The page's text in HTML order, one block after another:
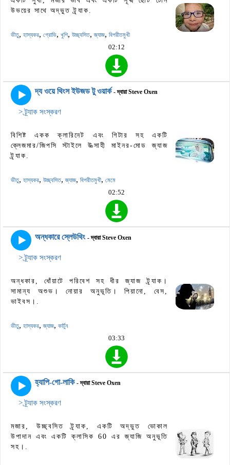
উভয়ের সাথে অদ্ভুত ট্র্যাক.
ভীতু, হাস্যকর, গ্রোভি, খুশি, উচ্ছ্বসিত,জ্যাজ, বিপরীতমুখী
02:12
দ্য ওয়ে থিংস ইউজড টু ওয়ার্ক - দ্বারা Steve Oxen
> ট্র্যাক সংস্করণ
বিশিষ্ট একক ক্লারিনেট এবং গিটার সহ একটি
ক্লেজমার/জিপসি স্টাইলে উত্সাহী মাইনর-মোড জ্যাজ
ট্র্যাক.
ভীতু, হাস্যকর, উচ্ছ্বসিত,জ্যাজ, বিপরীতমুখী, মেমে
02:52
অন্ধকারে স্লেউথিং - দ্বারা Steve Oxen
> ট্র্যাক সংস্করণ
অন্ধকার, ধোঁয়াটে পরিবেশ সহ ধীর জ্যাজ ট্র্যাক।
সামান্য অশুভ। নোয়ার অনুভূতি। পিয়ানো, বেস,
ভাইবস।.
ভীতু, হাস্যকর,জ্যাজ, কার্টুন
03:33
হ্যাপি-গো-লাকি - দ্বারা Steve Oxen
> ট্র্যাক সংস্করণ
মজার, উচ্ছ্বসিত ট্র্যাক, একটি অদ্ভুত ভোকাল
উপাদান এবং একটি ক্লাসিক 60 এর জ্যাজি অনুভূতি
সহ।.